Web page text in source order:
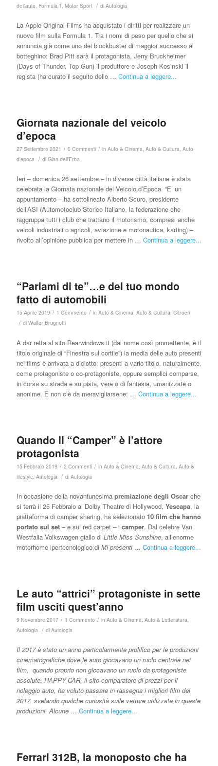
dell'auto, Formula 1 , Motor Sport / di Autologia
La Apple Original Films ha acquistato i diritti per realizzare un
nuovo film sulla Formula 1. Tra i nomi di peso per quello che si
annuncia già come uno dei blockbuster di maggior successo al
botteghino: Brad Pitt sarà il protagonista, Jerry Bruckheimer
(Days of Thunder, Top Gun) il produttore e Joseph Kosinski il
regista (ha curato il seguito dello … Continua a leggere...
Giornata nazionale del veicolo
d’epoca
27 Settembre 2021 / 0 Commenti / in Auto & Cinema, Auto & Cultura, Auto
d'epoca / di Gian dell'Erba
Ieri – domenica 26 settembre – in diverse città italiane è stata
celebrata la Giornata nazionale del Veicolo d’Epoca. “E’ un
appuntamento – ha sottolineato Alberto Scuro, presidente
dell’ASI (Automotoclub Storico Italiano, la federazione che
raggruppa tutti i club che trattano il motorismo, compresi anche
veicoli industriali o agricoli, aviazione e motonautica, karting) –
rivolto all’opinione pubblica per mettere in … Continua a leggere...
“Parlami di te”…e del tuo mondo
fatto di automobili
15 Aprile 2019 / 1 Commento / in Auto & Cinema, Auto & Cultura, Citroen
/ di Walter Brugnotti
A dar retta al sito Rearwindows.it (dal nome così promettente, è il
titolo originale di “Finestra sul cortile”) la media delle auto presenti
nei films è arrivata a diciotto: presenti a vario titolo, naturalmente,
come protagoniste o co-protagoniste, oppure semplici comparse,
in corsa su strada e su pista, vere o di fantasia, umanizzate o
anonime. E non c’è da meravigliarsene: … Continua a leggere...
Quando il “Camper” è l’attore
protagonista
15 Febbraio 2019 / 2 Commenti / in Auto & Cinema Auto & Cultura Auto &
lifestyle, Autologia / di Autologia
In occasione della novantunesima premiazione degli Oscarche
si terrà il 25 Febbraio al Dolby Theatre di Hollywood, Yescapa, la
piattaforma di camper sharing, ha selezionato 10 film che hanno
portato sul set– e sul red carpet – i camper. Dal celebre Van
Westfalia Volkswagen giallo di Little Miss Sunshine, all’enorme
motorhome ipertecnologico di Mi presenti … Continua a leggere...
Le auto “attrici” protagoniste in sette
film usciti quest’anno
9 Novembre 2017 / 1 Commento / in Auto & Cinema Auto & Letteratura
Autologia / di Autologia
Il 2017 è stato un anno particolarmente prolifico per le produzioni
cinematografiche dove le auto giocavano un ruolo centrale nei
film, quando proprio non giocavano un ruolo da protagoniste
assolute. HAPPY-CAR, il sito comparatore di prezzi per il
noleggio auto, ha voluto passare in rassegna i migliori film del
2017, svelando qualche curiosità sulle vetture utilizzate in queste
produzioni. Alcune … Continua a leggere...
Ferrari 312B, la monoposto che ha